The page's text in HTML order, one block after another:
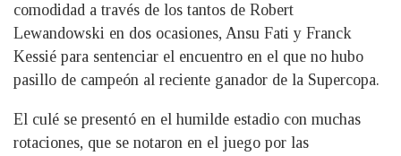
comodidad a través de los tantos de Robert
Lewandowski en dos ocasiones, Ansu Fati y Franck
Kessié para sentenciar el encuentro en el que no hubo
pasillo de campeón al reciente ganador de la Supercopa.
El culé se presentó en el humilde estadio con muchas
rotaciones, que se notaron en el juego por las